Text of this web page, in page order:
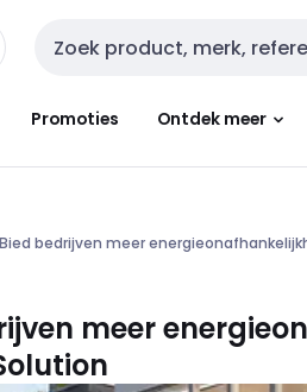
Zoekveld invoer
Promoties Ontdek meer
Bied bedrijven meer
meer